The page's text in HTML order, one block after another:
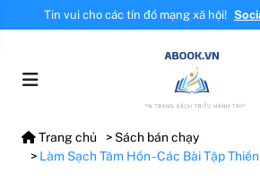
Tin vui cho các tín đồ mạng xã hội!
tác mới, cung cấp dịch vụ tăng tương
Trang chủ
Sách bán chạy
Làm Sạch Tâm Hồn - Các Bài Tập Thiền